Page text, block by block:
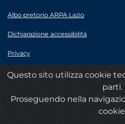
Albo pretorio ARPA Lazio
Dichiarazione accessibilità
Privacy
Note legali
© 2020 ARPA Lazio - P.Iva 00915900575
Questo sito utilizza cookie
parti.
Proseguendo nella